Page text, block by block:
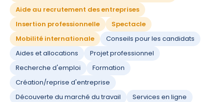
Aide au recrutement des entreprises
Insertion professionnelle
Spectacle
Mobilité internationale
Conseils pour les candidats
Aides et allocations
Projet professionnel
Recherche d'emploi
Formation
Création/reprise d'entreprise
Découverte du marché du travail
Services en ligne